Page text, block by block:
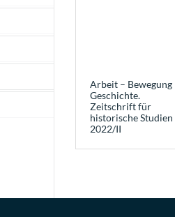
Arbeit – Bewegung
Geschichte.
Zeitschrift für
historische Studien
2022/II